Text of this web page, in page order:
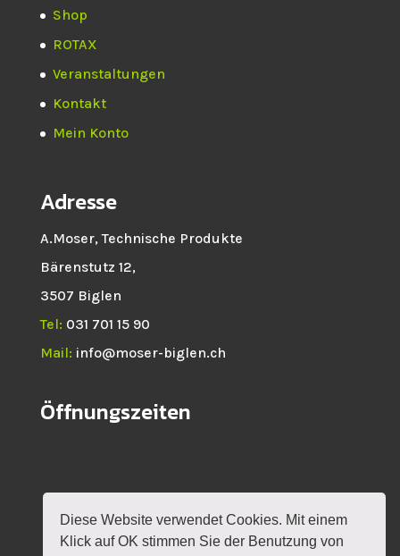
Diese Website verwendet Cookies. Mit einem
Klick auf OK stimmen Sie der Benutzung von
Shop
ROTAX
Veranstaltungen
Kontakt
Mein Konto
Adresse
A.Moser, Technische Produkte
Bärenstutz 12,
3507 Biglen
Tel: 031 701 15 90
Mail: info@moser-biglen.ch
Öffnungszeiten
HOME NEWS SHOP
ROTAX